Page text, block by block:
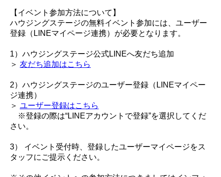
【イベント参加方法について】
ハウジングステージの無料イベント参加には、ユーザー
登録（LINEマイページ連携）が必要となります。
1）ハウジングステージ公式LINEへ友だち追加
＞ 友だち追加はこちら
2）ハウジングステージのユーザー登録（LINEマイペー
ジ連携）
＞ ユーザー登録はこちら
※登録の際は“LINEアカウントで登録”を選択してくだ
さい。
3） イベント受付時、登録したユーザーマイページをス
タッフにご提示ください。